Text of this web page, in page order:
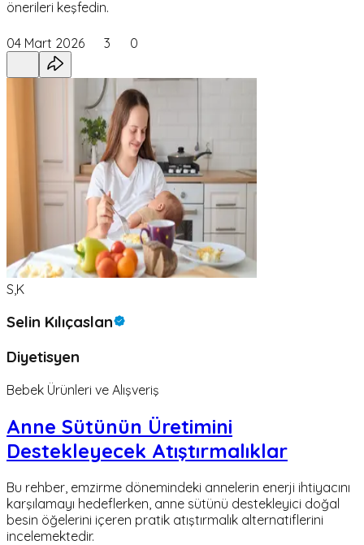
önerileri keşfedin.
04 Mart 2026 3 0
S,K
Selin Kılıçaslan
Diyetisyen
Bebek Ürünleri ve Alışveriş
Anne Sütünün Üretimini
Destekleyecek Atıştırmalıklar
Bu rehber, emzirme dönemindeki annelerin enerji ihtiyacını
karşılamayı hedeflerken, anne sütünü destekleyici doğal
besin öğelerini içeren pratik atıştırmalık alternatiflerini
incelemektedir.